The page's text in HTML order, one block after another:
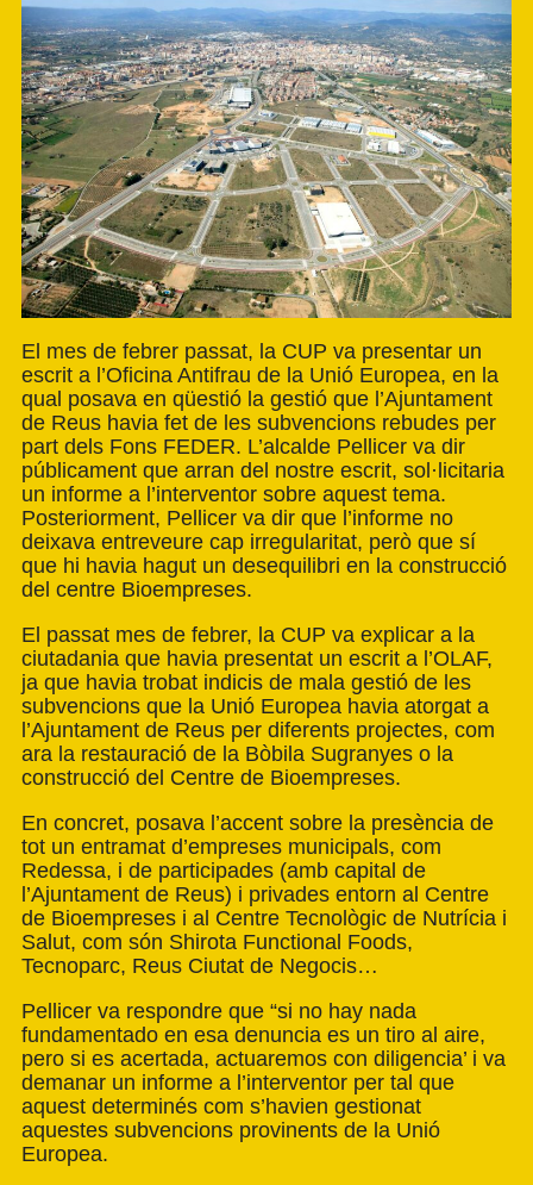
El mes de febrer passat, la CUP va presentar un
escrit a l’Oficina Antifrau de la Unió Europea, en la
qual posava en qüestió la gestió que l’Ajuntament
de Reus havia fet de les subvencions rebudes per
part dels Fons FEDER. L’alcalde Pellicer va dir
públicament que arran del nostre escrit, sol·licitaria
un informe a l’interventor sobre aquest tema.
Posteriorment, Pellicer va dir que l’informe no
deixava entreveure cap irregularitat, però que sí
que hi havia hagut un desequilibri en la construcció
del centre Bioempreses.
El passat mes de febrer, la CUP va explicar a la
ciutadania que havia presentat un escrit a l’OLAF,
ja que havia trobat indicis de mala gestió de les
subvencions que la Unió Europea havia atorgat a
l’Ajuntament de Reus per diferents projectes, com
ara la restauració de la Bòbila Sugranyes o la
construcció del Centre de Bioempreses.
En concret, posava l’accent sobre la presència de
tot un entramat d’empreses municipals, com
Redessa, i de participades (amb capital de
l’Ajuntament de Reus) i privades entorn al Centre
de Bioempreses i al Centre Tecnològic de Nutrícia i
Salut, com són Shirota Functional Foods,
Tecnoparc, Reus Ciutat de Negocis…
Pellicer va respondre que “si no hay nada
fundamentado en esa denuncia es un tiro al aire,
pero si es acertada, actuaremos con diligencia’ i va
demanar un informe a l’interventor per tal que
aquest determinés com s’havien gestionat
aquestes subvencions provinents de la Unió
Europea.